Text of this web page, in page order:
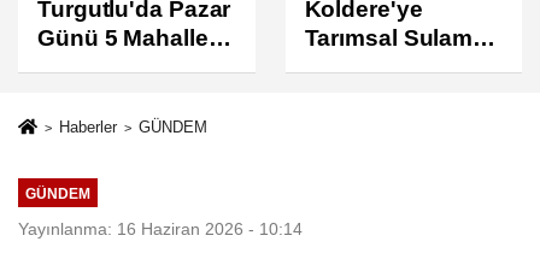
Koldere'ye
Tarımsal Sulama
Desteği
Manisa'da 1.200
Kınalı Keklik
Doğaya Salındı
Haberler GÜNDEM
GÜNDEM
Yayınlanma: 16 Haziran 2026 - 10:14